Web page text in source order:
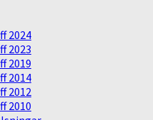
2024
2023
2019
2014
2012
2010